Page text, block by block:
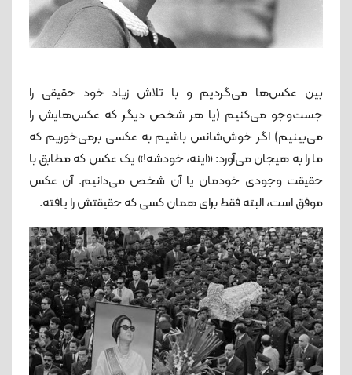
بین عکس‌ها می‌گردیم و با تلاش زیاد خود حقیقی را
جست‌وجو می‌کنیم (یا هر شخص دیگر که عکس‌هایش را
می‌بینیم) اگر خوش‌شانس باشیم به عکسی برمی‌خوریم که
ما را به هيجان می‌آورد: «اینه، خودشه!» یک عکس که مطابق با
حقیقت وجودی خودمان یا آن شخص می‌دانیم. آن عکس
موفق است، البته فقط برای همان کسی که حقیقتش را یافته.